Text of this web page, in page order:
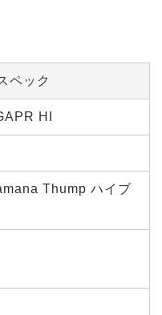
ペック
HI
Thump ハイブ